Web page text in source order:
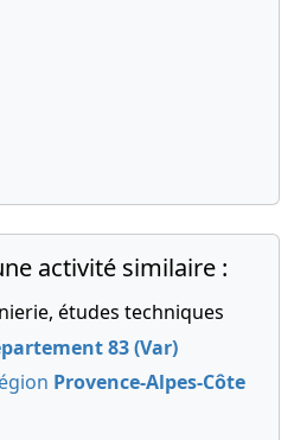
activité similaire :
études techniques
83 (Var)
Provence-Alpes-Côte